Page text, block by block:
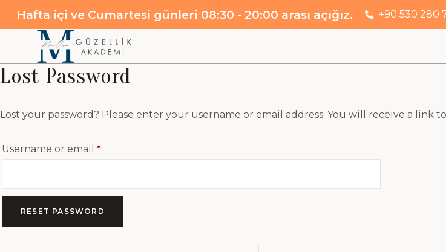
Hafta içi ve Cumartesi günleri 08:30 - 20:00 arası açığız. +90 530 280
Lost Password
Lost your password? Please enter your username or email address. You will receive a link
Username or email *
RESET PASSWORD